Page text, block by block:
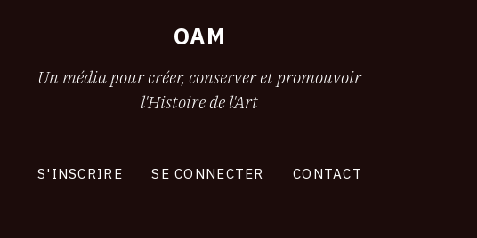
OAM
Un média pour créer, conserver et promouvoir
l'Histoire de l'Art
S'INSCRIRE SE CONNECTER CONTACT